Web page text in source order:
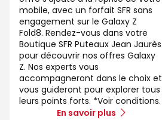
mobile, avec un forfait SFR sans
engagement sur le Galaxy Z
Fold8. Rendez-vous dans votre
Boutique SFR Puteaux Jean Jaurès
pour découvrir nos offres Galaxy
Z. Nos experts vous
accompagneront dans le choix et
vous guideront pour explorer tous
leurs points forts. *Voir conditions.
En savoir plus